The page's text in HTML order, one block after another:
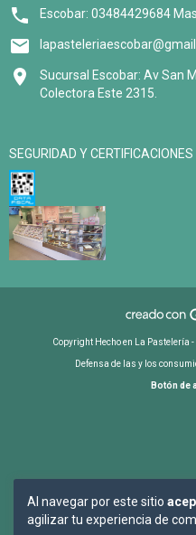
Al navegar por este sitio
agilizar tu experiencia de
Escobar: 03484429684
Sucursal Escobar: Av San
Colectora Este 2315.
SEGURIDAD Y CERTIFICACIONES
Copyright Hecho en La Pastelería
Defensa de las y los
Botón de